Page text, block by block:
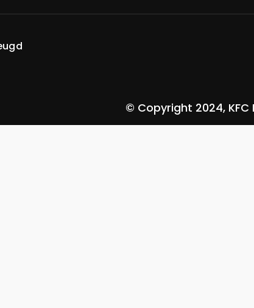
© Copyright 2024, KFC